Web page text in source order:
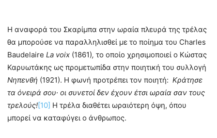
Η αναφορά του Σκαρίμπα στην ωραία πλευρά της τρέλας
θα μπορούσε να παραλληλισθεί με το ποίημα του Charles
Baudelaire La voix (1861), το οποίο χρησιμοποιεί ο Κώστας
Καρυωτάκης ως προμετωπίδα στην ποιητική του συλλογή
Νηπενθή (1921). Η φωνή προτρέπει τον ποιητή: Κράτησε
τα όνειρά σου∙ οι συνετοί δεν έχουν έτσι ωραία σαν τους
τρελούς![10] Η τρέλα διαθέτει ωραιότερη όψη, όπου
μπορεί να καταφύγει ο άνθρωπος.